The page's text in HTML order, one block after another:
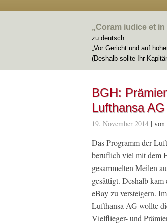
„Coram iudice et
zu deutsch:
„Vor Gericht und auf
(Deshalb sollte Ihr
BGH:
Lufthansa
19. November 2014 | von
Das Programm der
beruflich viel mit dem
gesammelten Meilen
gesättigt. Deshalb
eBay zu versteigern.
Lufthansa AG wollte
Vielflieger- und